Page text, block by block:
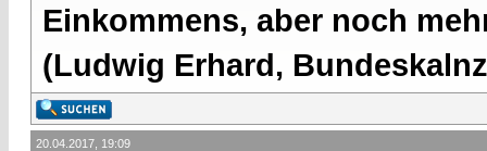
Einkommens, aber noch
(Ludwig Erhard,
20.04.2017, 19:09